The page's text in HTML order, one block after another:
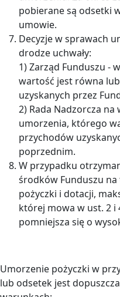
pobierane są odsetki
umowie.
Decyzje w sprawach
drodze uchwały:
1) Zarząd Funduszu -
wartość jest równa
uzyskanych przez
2) Rada Nadzorcza
umorzenia, którego
przychodów
poprzednim.
W przypadku
środków Funduszu
pożyczki i dotacji,
której mowa w ust. 2 i
pomniejsza się o
Umorzenie pożyczki w
lub odsetek jest